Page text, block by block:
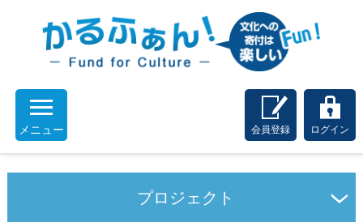
メニュー 会員登録 ログイン
プロジェクト